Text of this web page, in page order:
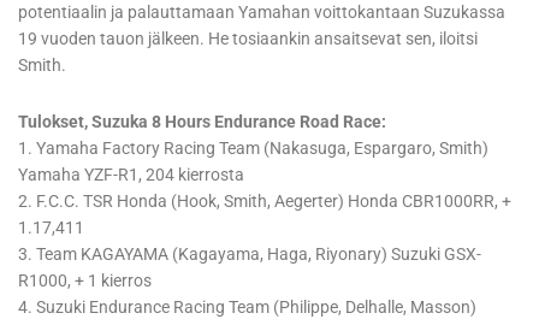
potentiaalin ja palauttamaan Yamahan voittokantaan Suzukassa
19 vuoden tauon jälkeen. He tosiaankin ansaitsevat sen, iloitsi
Smith.
Tulokset, Suzuka 8 Hours Endurance Road Race:
1. Yamaha Factory Racing Team (Nakasuga, Espargaro, Smith)
Yamaha YZF-R1, 204 kierrosta
2. F.C.C. TSR Honda (Hook, Smith, Aegerter) Honda CBR1000RR, +
1.17,411
3. Team KAGAYAMA (Kagayama, Haga, Riyonary) Suzuki GSX-
R1000, + 1 kierros
4. Suzuki Endurance Racing Team (Philippe, Delhalle, Masson)